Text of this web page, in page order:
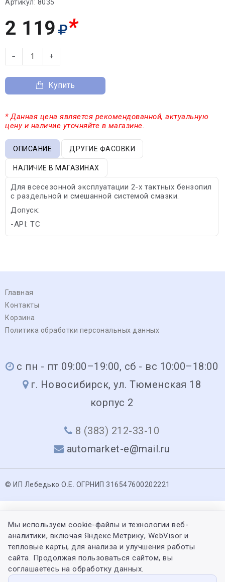
Артикул: 8035
2 119 *
− +
Купить
* Данная цена является рекомендованной, актуальную
цену и наличие уточняйте в магазине.
ОПИСАНИЕ ДРУГИЕ ФАСОВКИ
НАЛИЧИЕ В МАГАЗИНАХ
Для всесезонной эксплуатации 2-х тактных бензопил
с раздельной и смешанной системой смазки.
Допуск:
-API: TC
Главная
Контакты
Корзина
Политика обработки персональных данных
с пн - пт 09:00–19:00, сб - вс 10:00–18:00
г. Новосибирск, ул. Тюменская 18
корпус 2
8 (383) 212-33-10
automarket-e@mail.ru
© ИП Лебедько О.Е. ОГРНИП 316547600202221
Мы используем cookie-файлы и технологии веб-
аналитики, включая Яндекс.Метрику, WebVisor и
тепловые карты, для анализа и улучшения работы
сайта. Продолжая пользоваться сайтом, вы
соглашаетесь на обработку данных.